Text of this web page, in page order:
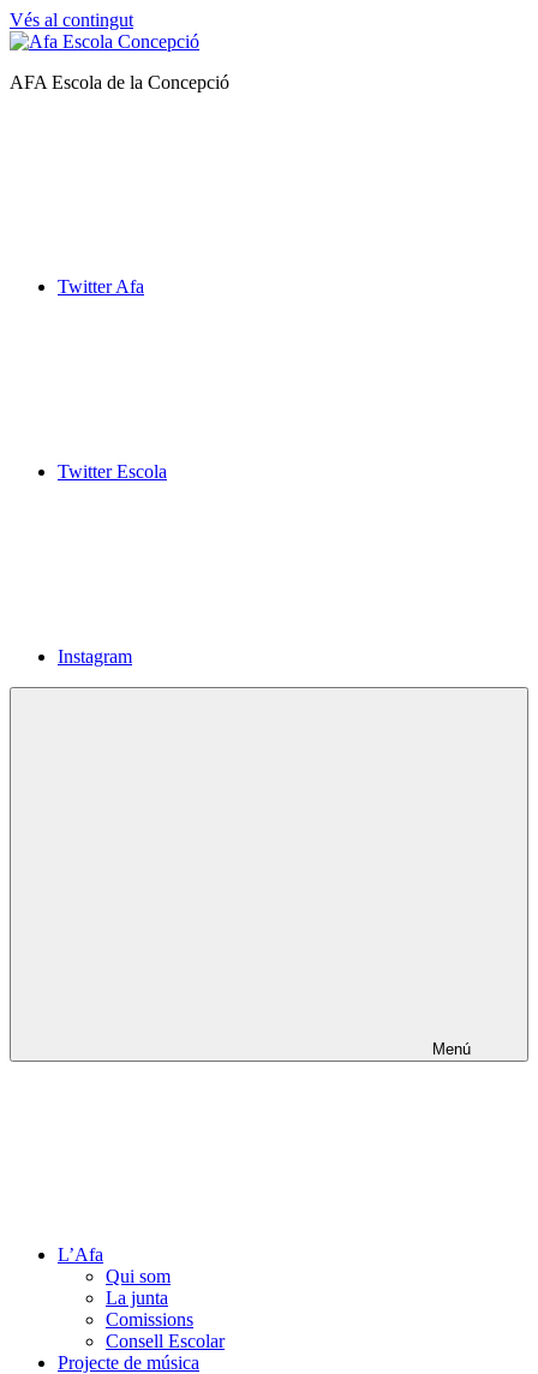
Vés al contingut
Afa
AFA Escola de la Concepció
Twitter Afa
Twitter Escola
Instagram
Menú
L’Afa
Qui som
La junta
Comissions
Consell Escolar
Projecte de música